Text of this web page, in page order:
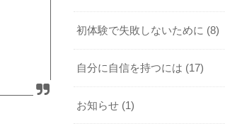
初体験で失敗しないために (8)
自分に自信を持つには (17)
お知らせ (1)